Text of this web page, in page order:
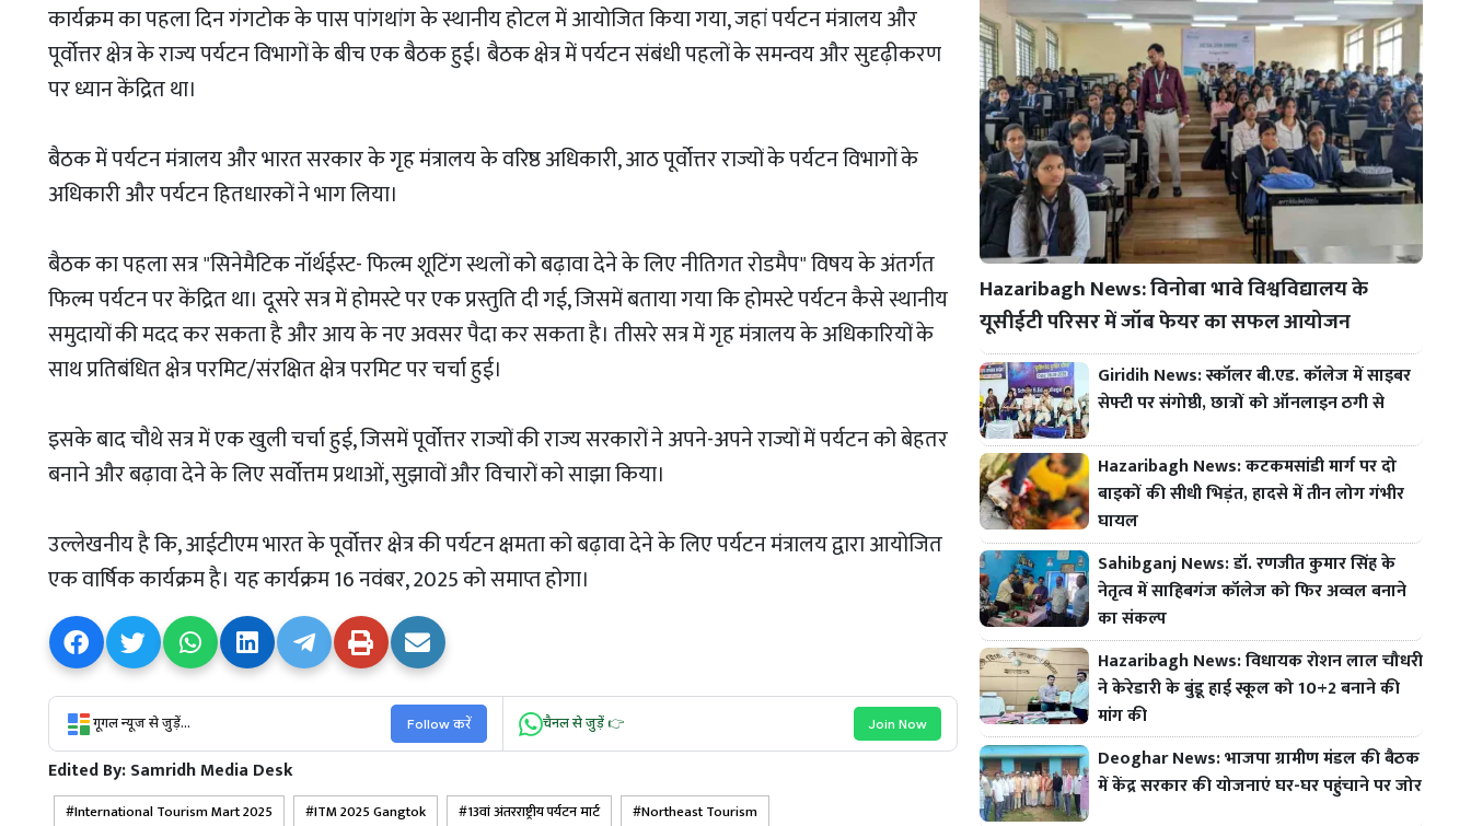
कार्यक्रम का पहला दिन गंगटोक के पास पांगथांग के स्थानीय होटल में आयोजित किया गया, जहां पर्यटन मंत्रालय और
पूर्वोत्तर क्षेत्र के राज्य पर्यटन विभागों के बीच एक बैठक हुई। बैठक क्षेत्र में पर्यटन संबंधी पहलों के समन्वय और सुदृढ़ीकरण
पर ध्यान केंद्रित था।
बैठक में पर्यटन मंत्रालय और भारत सरकार के गृह मंत्रालय के वरिष्ठ अधिकारी, आठ पूर्वोत्तर राज्यों के पर्यटन विभागों के
अधिकारी और पर्यटन हितधारकों ने भाग लिया।
बैठक का पहला सत्र "सिनेमैटिक नॉर्थईस्ट- फिल्म शूटिंग स्थलों को बढ़ावा देने के लिए नीतिगत रोडमैप" विषय के अंतर्गत
फिल्म पर्यटन पर केंद्रित था। दूसरे सत्र में होमस्टे पर एक प्रस्तुति दी गई, जिसमें बताया गया कि होमस्टे पर्यटन कैसे स्थानीय
समुदायों की मदद कर सकता है और आय के नए अवसर पैदा कर सकता है। तीसरे सत्र में गृह मंत्रालय के अधिकारियों के
साथ प्रतिबंधित क्षेत्र परमिट/संरक्षित क्षेत्र परमिट पर चर्चा हुई।
इसके बाद चौथे सत्र में एक खुली चर्चा हुई, जिसमें पूर्वोत्तर राज्यों की राज्य सरकारों ने अपने-अपने राज्यों में पर्यटन को बेहतर
बनाने और बढ़ावा देने के लिए सर्वोत्तम प्रथाओं, सुझावों और विचारों को साझा किया।
उल्लेखनीय है कि, आईटीएम भारत के पूर्वोत्तर क्षेत्र की पर्यटन क्षमता को बढ़ावा देने के लिए पर्यटन मंत्रालय द्वारा आयोजित
एक वार्षिक कार्यक्रम है। यह कार्यक्रम 16 नवंबर, 2025 को समाप्त होगा।
गूगल न्यूज से जुड़ें... Follow करें चैनल से जुड़ें 👉 Join Now
Edited By:Samridh Media Desk
International Tourism Mart 2025 ITM 2025 Gangtok 13वां अंतरराष्ट्रीय पर्यटन मार्ट Northeast Tourism
Hazaribagh News: विनोबा भावे विश्वविद्यालय के
यूसीईटी परिसर में जॉब फेयर का सफल आयोजन
Giridih News: स्कॉलर बी.एड. कॉलेज में साइबर
सेफ्टी पर संगोष्ठी, छात्रों को ऑनलाइन ठगी से
Hazaribagh News: कटकमसांडी मार्ग पर दो
बाइकों की सीधी भिड़ंत, हादसे में तीन लोग गंभीर
घायल
Sahibganj News: डॉ. रणजीत कुमार सिंह के
नेतृत्व में साहिबगंज कॉलेज को फिर अव्वल बनाने
का संकल्प
Hazaribagh News: विधायक रोशन लाल चौधरी
ने केरेडारी के बुंडू हाई स्कूल को 10+2 बनाने की
मांग की
Deoghar News: भाजपा ग्रामीण मंडल की बैठक
में केंद्र सरकार की योजनाएं घर-घर पहुंचाने पर जोर